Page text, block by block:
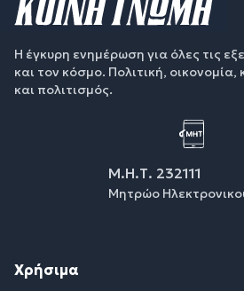
Η έγκυρη ενημέρωση για όλες τις
και τον κόσμο. Πολιτική,
και πολιτισμός.
Μ.Η.Τ. 232111
Μητρώο
Χρήσιμα